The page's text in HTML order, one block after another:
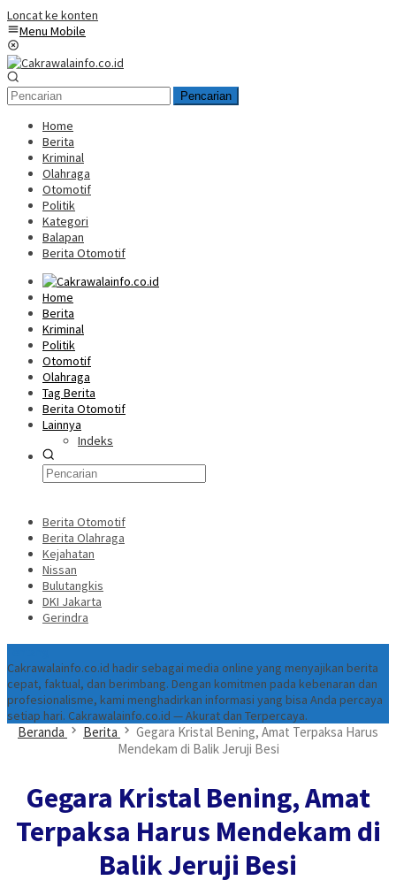
Loncat ke konten
Menu Mobile
Pencarian
Home
Berita
Kriminal
Olahraga
Otomotif
Politik
Kategori
Balapan
Berita Otomotif
Home
Berita
Kriminal
Politik
Otomotif
Olahraga
Tag Berita
Berita Otomotif
Lainnya
Indeks
Berita Otomotif
Berita Olahraga
Kejahatan
Nissan
Bulutangkis
DKI Jakarta
Gerindra
Cakrawalainfo.co.id hadir sebagai media online yang menyajikan berita
cepat, faktual, dan berimbang. Dengan komitmen pada kebenaran dan
profesionalisme, kami menghadirkan informasi yang bisa Anda percaya
setiap hari. Cakrawalainfo.co.id — Akurat dan Terpercaya.
Beranda Berita
Gegara Kristal Bening, Amat Terpaksa Harus
Mendekam di Balik Jeruji Besi
Gegara Kristal Bening, Amat
Terpaksa Harus Mendekam di
Balik Jeruji Besi